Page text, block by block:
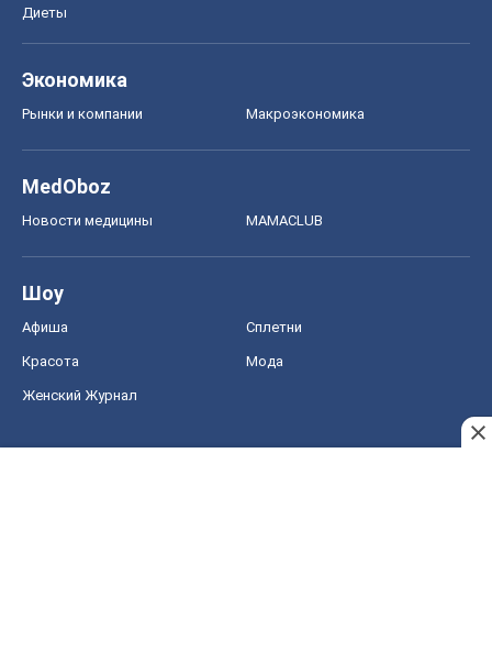
Диеты
Экономика
Рынки и компании Mакроэкономика
MedOboz
Новости медицины MAMACLUB
Шоу
Афиша Сплетни
Красота Мода
Женский Журнал